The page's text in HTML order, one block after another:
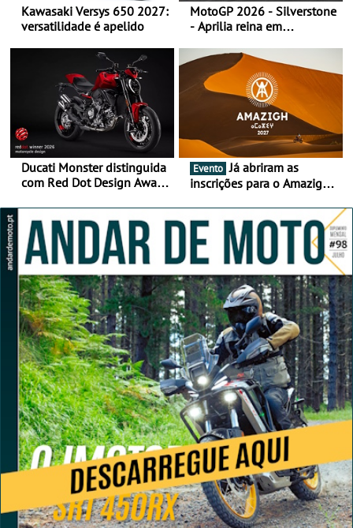
Kawasaki Versys 650 2027:
versatilidade é apelido
MotoGP 2026 - Silverstone
- Aprilia reina em
liderança
Ducati Monster distinguida
com Red Dot Design Award
Evento Já abriram as
inscrições para o Amazigh
Marrocos, de 23 abril a 1
maio - The ultimate
experience in Morocco